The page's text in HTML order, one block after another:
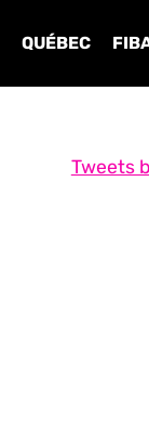
QUÉBEC
Tweets